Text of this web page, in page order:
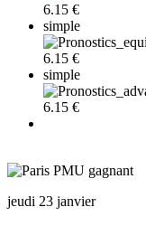
6.15 €
simple
6.15 €
simple
6.15 €
jeudi 23 janvier